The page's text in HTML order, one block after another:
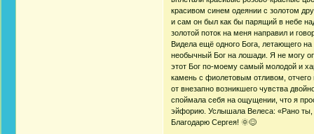
красивом синем одеянии с золотом
и сам он был как бы парящий в небе
золотой поток на меня направил и
Видела ещё одного Бога, летающего
необычный Бог на лошади. Я не могу
этот Бог по-моему самый молодой и
камень с фиолетовым отливом, отчего
от внезапно возникшего чувства
споймала себя на ощущении, что я
эйфорию. Услышала Велеса: «Рано ты,
Благодарю Сергея! 🌞😊